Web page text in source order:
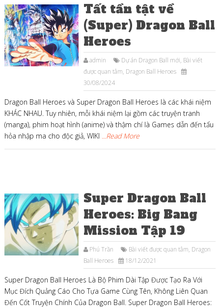
Tất tần tật về
(Super) Dragon Ball
Heroes
admin Dự án Dragon Ball mới, Bài viết
được quan tâm, Dragon Ball Heroes
30/08/2024
Dragon Ball Heroes và Super Dragon Ball Heroes là các khái niệm
KHÁC NHAU. Tuy nhiên, mỗi khái niệm lại gồm các truyện tranh
(manga), phim hoạt hình (anime) và thậm chí là Games dẫn đến tẩu
hỏa nhập ma cho độc giả, WIKI ...Read More
Super Dragon Ball
Heroes: Big Bang
Mission Tập 19
Phú Trần Bài viết được quan tâm, Dragon
Ball Heroes
18/12/2021
Super Dragon Ball Heroes Là Bộ Phim Dài Tập Được Tạo Ra Với
Mục Đích Quảng Cáo Cho Tựa Game Cùng Tên, Không Liên Quan
Đến Cốt Truyện Chính Của Dragon Ball. Super Dragon Ball Heroes: